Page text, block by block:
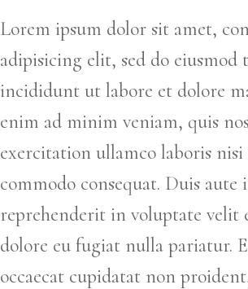
Lorem ipsum dolor sit amet,
adipisicing elit, sed do eiusmod
incididunt ut labore et dolore
enim ad minim veniam, quis
exercitation ullamco laboris
commodo consequat. Duis
reprehenderit in voluptate velit
dolore eu fugiat nulla pariatur.
occaecat cupidatat non